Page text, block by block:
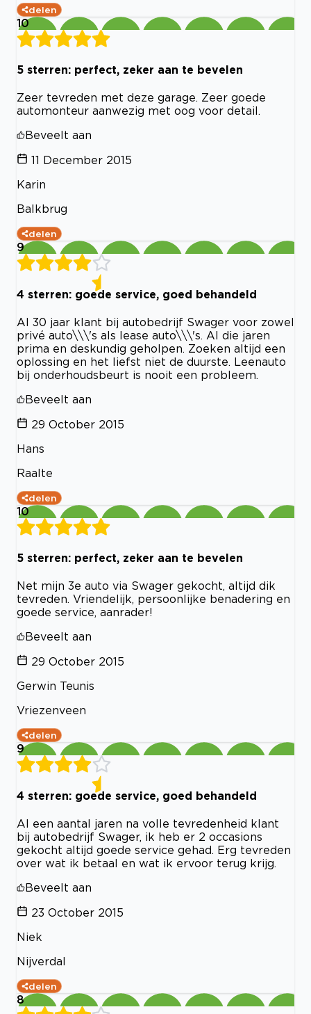
delen
10
5 sterren: perfect, zeker aan te bevelen
Zeer tevreden met deze garage. Zeer goede
automonteur aanwezig met oog voor detail.
Beveelt aan
11 December 2015
Karin
Balkbrug
delen
9
4 sterren: goede service, goed behandeld
Al 30 jaar klant bij autobedrijf Swager voor zowel
privé auto\\\'s als lease auto\\\'s. Al die jaren
prima en deskundig geholpen. Zoeken altijd een
oplossing en het liefst niet de duurste. Leenauto
bij onderhoudsbeurt is nooit een probleem.
Beveelt aan
29 October 2015
Hans
Raalte
delen
10
5 sterren: perfect, zeker aan te bevelen
Net mijn 3e auto via Swager gekocht, altijd dik
tevreden. Vriendelijk, persoonlijke benadering en
goede service, aanrader!
Beveelt aan
29 October 2015
Gerwin Teunis
Vriezenveen
delen
9
4 sterren: goede service, goed behandeld
Al een aantal jaren na volle tevredenheid klant
bij autobedrijf Swager, ik heb er 2 occasions
gekocht altijd goede service gehad. Erg tevreden
over wat ik betaal en wat ik ervoor terug krijg.
Beveelt aan
23 October 2015
Niek
Nijverdal
delen
8